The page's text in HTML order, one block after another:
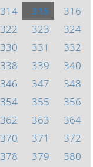
314 315
316
322 323
324
330 331
332
338 339
340
346 347
348
354 355
356
362 363
364
370 371
372
378 379 380